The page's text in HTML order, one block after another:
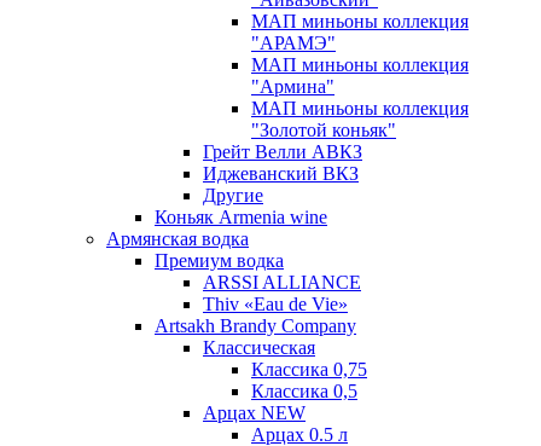
МАП миньоны коллекция
"АРАМЭ"
МАП миньоны коллекция
"Армина"
МАП миньоны коллекция
"Золотой коньяк"
Грейт Велли АВКЗ
Иджеванский ВКЗ
Другие
Коньяк Armenia wine
Армянская водка
Премиум водка
ARSSI ALLIANCE
Thiv «Eau de Vie»
Artsakh Brandy Company
Классическая
Классика 0,75
Классика 0,5
Арцах NEW
Арцах 0.5 л